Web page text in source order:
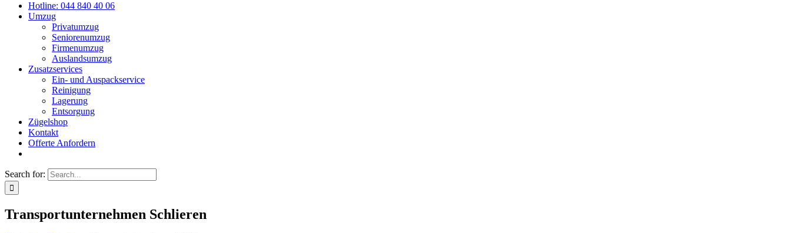
Hotline: 044 840 40 06
Umzug
Privatumzug
Seniorenumzug
Firmenumzug
Auslandsumzug
Zusatzservices
Ein- und Auspackservice
Reinigung
Lagerung
Entsorgung
Zügelshop
Kontakt
Offerte Anfordern
Search for:
Transportunternehmen Schlieren